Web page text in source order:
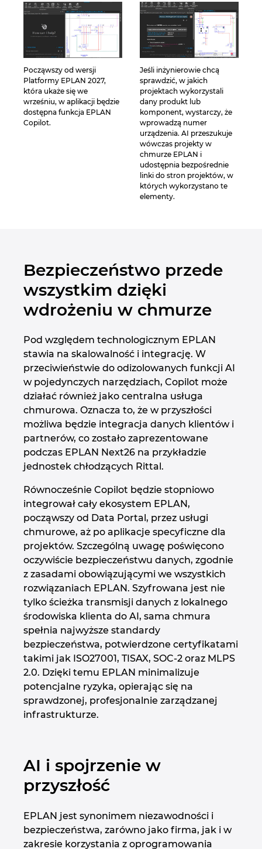
Począwszy od wersji
Platformy EPLAN 2027,
która ukaże się we
wrześniu, w aplikacji będzie
dostępna funkcja EPLAN
Copilot.
Jeśli inżynierowie chcą
sprawdzić, w jakich
projektach wykorzystali
dany produkt lub
komponent, wystarczy, że
wprowadzą numer
urządzenia. AI przeszukuje
wówczas projekty w
chmurze EPLAN i
udostępnia bezpośrednie
linki do stron projektów, w
których wykorzystano te
elementy.
Bezpieczeństwo przede
wszystkim dzięki
wdrożeniu w chmurze
Pod względem technologicznym EPLAN
stawia na skalowalność i integrację. W
przeciwieństwie do odizolowanych funkcji AI
w pojedynczych narzędziach, Copilot może
działać również jako centralna usługa
chmurowa. Oznacza to, że w przyszłości
możliwa będzie integracja danych klientów i
partnerów, co zostało zaprezentowane
podczas EPLAN Next26 na przykładzie
jednostek chłodzących Rittal.
Równocześnie Copilot będzie stopniowo
integrował cały ekosystem EPLAN,
począwszy od Data Portal, przez usługi
chmurowe, aż po aplikacje specyficzne dla
projektów. Szczególną uwagę poświęcono
oczywiście bezpieczeństwu danych, zgodnie
z zasadami obowiązującymi we wszystkich
rozwiązaniach EPLAN. Szyfrowana jest nie
tylko ścieżka transmisji danych z lokalnego
środowiska klienta do AI, sama chmura
spełnia najwyższe standardy
bezpieczeństwa, potwierdzone certyfikatami
takimi jak ISO27001, TISAX, SOC-2 oraz MLPS
2.0. Dzięki temu EPLAN minimalizuje
potencjalne ryzyka, opierając się na
sprawdzonej, profesjonalnie zarządzanej
infrastrukturze.
AI i spojrzenie w
przyszłość
EPLAN jest synonimem niezawodności i
bezpieczeństwa, zarówno jako firma, jak i w
zakresie korzystania z oprogramowania